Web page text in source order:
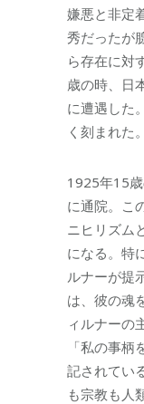
嫌悪と非定
秀だったが
ら存在に対
歳の時、日
に遭遇した
く刻まれた。
1925年15
に通院。こ
ニヒリズム
になる。特
ルナーが提
は、彼の魂
ィルナーの
「私の事
記されてい
も宗教も人